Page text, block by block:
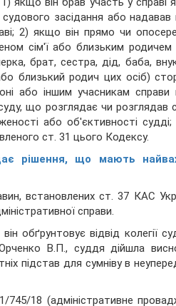
засідання або надавав
2) якщо він прямо чи
сім'ї або близьким родичем
брат, сестра, дід, баба,
близький родич цих осіб)
або іншим учасникам справи
що розглядає чи розглядав
або об'єктивності судді;
ст. 31 цього Кодексу.
рішення, що мають
встановлених ст. 37 КАС
справи.
обґрунтовує відвід колегії
В.П., суддя дійшла
підстав для сумніву в
745/18 (адміністративне